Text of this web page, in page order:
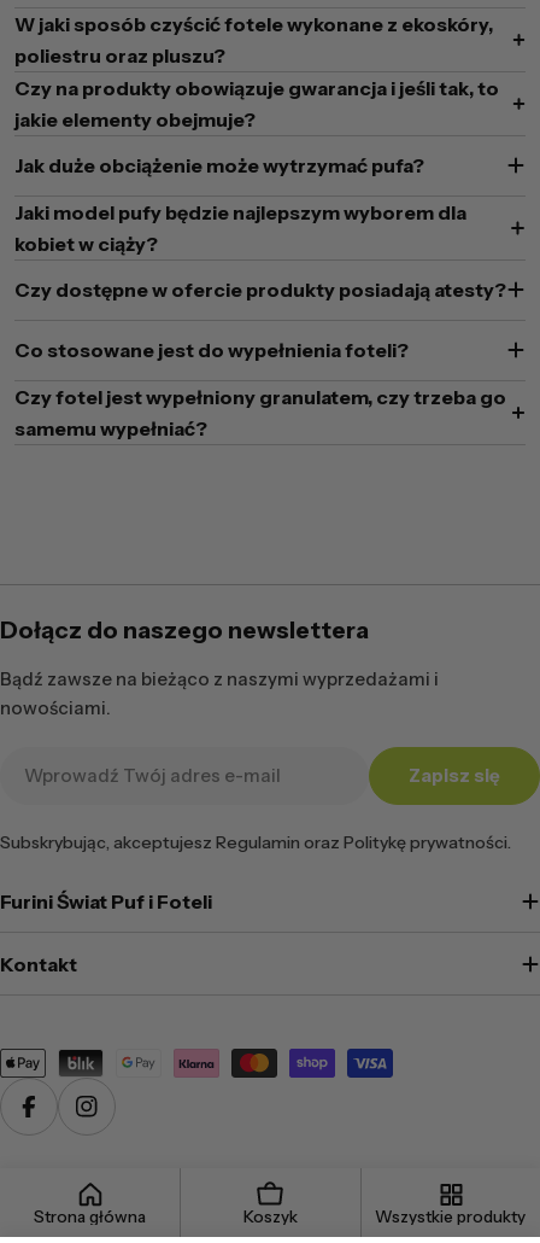
W jaki sposób czyścić fotele wykonane z ekoskóry,
poliestru oraz pluszu?
Czy na produkty obowiązuje gwarancja i jeśli tak, to
jakie elementy obejmuje?
Jak duże obciążenie może wytrzymać pufa?
Jaki model pufy będzie najlepszym wyborem dla
kobiet w ciąży?
Czy dostępne w ofercie produkty posiadają atesty?
Co stosowane jest do wypełnienia foteli?
Czy fotel jest wypełniony granulatem, czy trzeba go
samemu wypełniać?
Dołącz do naszego newslettera
Bądź zawsze na bieżąco z naszymi wyprzedażami i
nowościami.
Zapisz się
Subskrybując, akceptujesz Regulamin oraz Politykę prywatności.
Furini Świat Puf i Foteli
Kontakt
Metody
płatności
FacebookInstagram
pufy.pl . Technologia Shopify
Strona główna Koszyk Wszystkie produkty